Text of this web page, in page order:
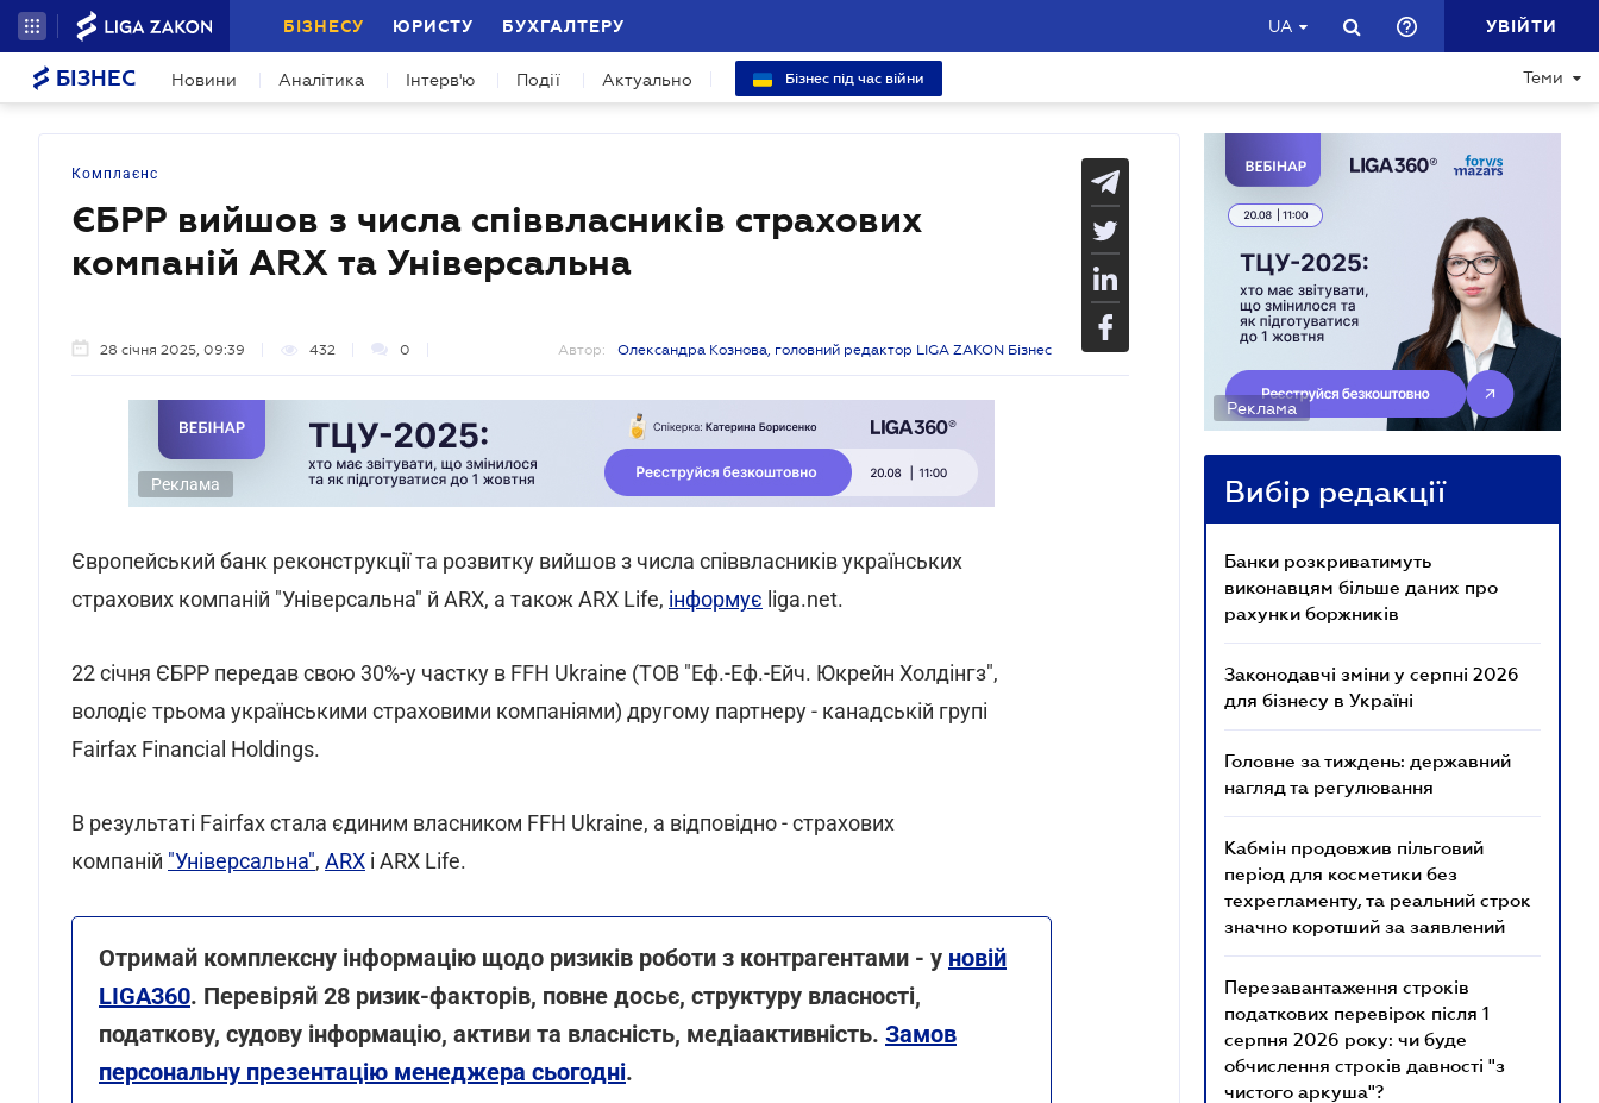
БІЗНЕСУ ЮРИСТУ БУХГАЛТЕРУ UA УВІЙТИ
БІЗНЕС Новини Аналітика Інтерв'ю Події Актуально Бізнес під час війни Теми
Комплаєнс
ЄБРР вийшов з числа співвласників страхових
компаній ARX та Універсальна
28 січня 2025, 09:39 432 0 Автор: Олександра Кознова, головний редактор LIGA ZAKON Бізнес
Реклама
Європейський банк реконструкції та розвитку вийшов з числа співвласників українських
страхових компаній "Універсальна" й ARX, а також ARX Life, інформує liga.net.
22 січня ЄБРР передав свою 30%-у частку в FFH Ukraine (ТОВ "Еф.-Еф.-Ейч. Юкрейн Холдінгз",
володіє трьома українськими страховими компаніями) другому партнеру - канадській групі
Fairfax Financial Holdings.
В результаті Fairfax стала єдиним власником FFH Ukraine, а відповідно - страхових
компаній "Універсальна", ARX і ARX Life.
Отримай комплексну інформацію щодо ризиків роботи з контрагентами - у новій
LIGA360. Перевіряй 28 ризик-факторів, повне досьє, структуру власності,
податкову, судову інформацію, активи та власність, медіаактивність. Замов
персональну презентацію менеджера сьогодні.
Реклама
Вибір редакції
Банки розкриватимуть
виконавцям більше даних про
рахунки боржників
Законодавчі зміни у серпні 2026
для бізнесу в Україні
Головне за тиждень: державний
нагляд та регулювання
Кабмін продовжив пільговий
період для косметики без
техрегламенту, та реальний строк
значно коротший за заявлений
Перезавантаження строків
податкових перевірок після 1
серпня 2026 року: чи буде
обчислення строків давності "з
чистого аркуша"?